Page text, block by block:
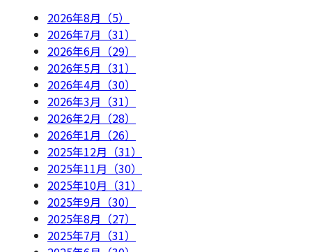
2026年8月（5）
2026年7月（31）
2026年6月（29）
2026年5月（31）
2026年4月（30）
2026年3月（31）
2026年2月（28）
2026年1月（26）
2025年12月（31）
2025年11月（30）
2025年10月（31）
2025年9月（30）
2025年8月（27）
2025年7月（31）